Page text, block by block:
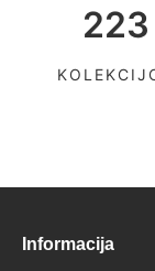
223
Informacija